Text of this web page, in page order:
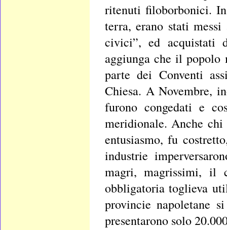
ritenuti filoborbonici.
terra, erano stati
civici”, ed acquistati
aggiunga che il popolo
parte dei Conventi
Chiesa. A Novembre,
furono congedati e
meridionale. Anche
entusiasmo, fu
industrie
magri, magrissimi, il
obbligatoria toglieva
provincie napoletane
presentarono solo